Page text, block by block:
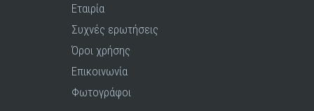
Εταιρία
Συχνές ερωτήσεις
Όροι χρήσης
Επικοινωνία
Φωτογράφοι